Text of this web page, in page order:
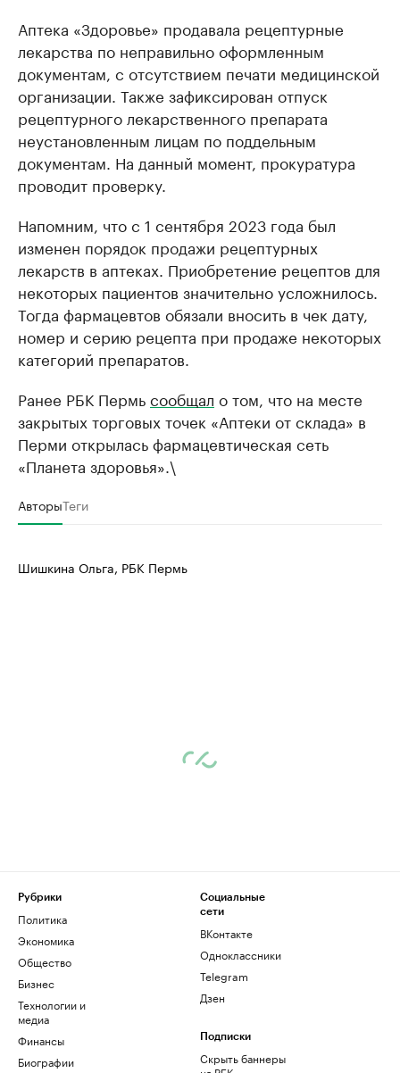
Аптека «Здоровье» продавала рецептурные
лекарства по неправильно оформленным
документам, с отсутствием печати медицинской
организации. Также зафиксирован отпуск
рецептурного лекарственного препарата
неустановленным лицам по поддельным
документам. На данный момент, прокуратура
проводит проверку.
Напомним, что с 1 сентября 2023 года был
изменен порядок продажи рецептурных
лекарств в аптеках. Приобретение рецептов для
некоторых пациентов значительно усложнилось.
Тогда фармацевтов обязали вносить в чек дату,
номер и серию рецепта при продаже некоторых
категорий препаратов.
Ранее РБК Пермьсообщал о том, что на месте
закрытых торговых точек «Аптеки от склада» в
Перми открылась фармацевтическая сеть
«Планета здоровья».\
АвторыТеги
Шишкина Ольга, РБК Пермь
Рубрики
Политика
Экономика
Общество
Бизнес
Технологии и
медиа
Финансы
Биографии
Социальные
сети
ВКонтакте
Одноклассники
Telegram
Дзен
Подписки
Скрыть баннеры